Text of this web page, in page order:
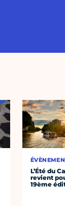
L’Été du
revient
19ème